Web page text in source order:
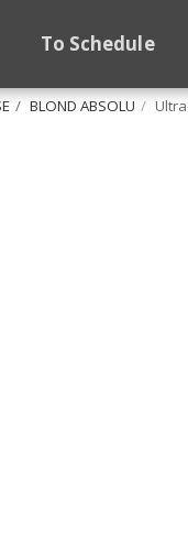
To Schedule
BLOND ABSOLU